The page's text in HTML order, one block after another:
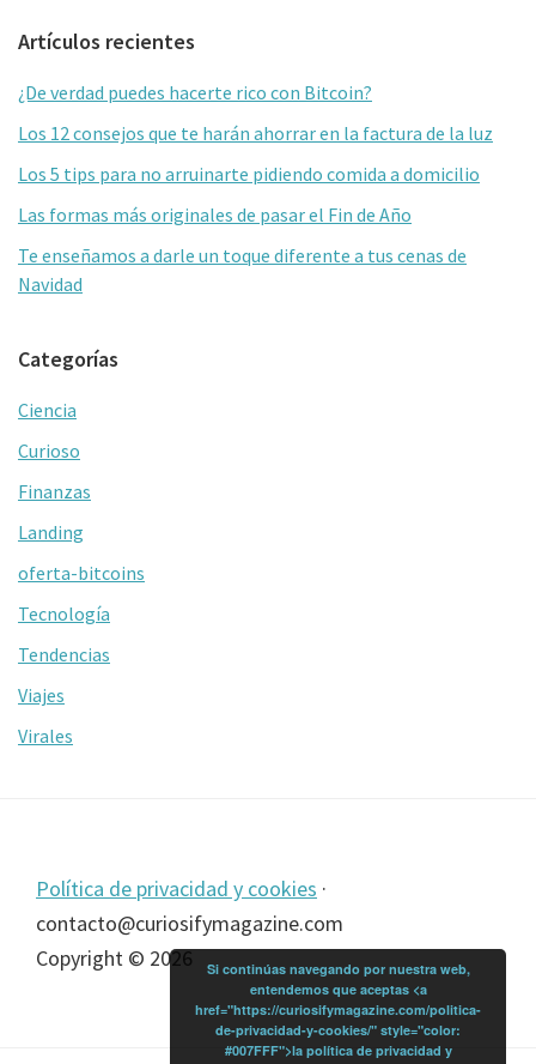
Barra
lateral
primaria
Artículos recientes
¿De verdad puedes hacerte rico con Bitcoin?
Los 12 consejos que te harán ahorrar en la factura de la luz
Los 5 tips para no arruinarte pidiendo comida a domicilio
Las formas más originales de pasar el Fin de Año
Te enseñamos a darle un toque diferente a tus cenas de
Navidad
Categorías
Ciencia
Curioso
Finanzas
Landing
oferta-bitcoins
Tecnología
Tendencias
Viajes
Virales
Footer
Política de privacidad y cookies ·
contacto@curiosifymagazine.com
Copyright © 2026
Si continúas navegando por nuestra web,
entendemos que aceptas <a
href="https://curiosifymagazine.com/politica-
de-privacidad-y-cookies/" style="color:
#007FFF">la política de privacidad y